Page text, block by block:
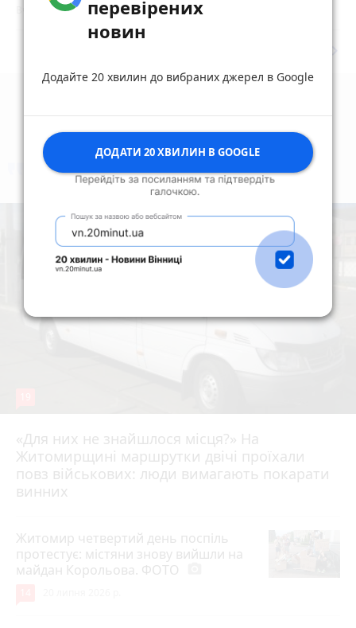
Вчора о 22:00
Найчастішекоментують
«Для них не знайшлося місця?» На
Житомирщині маршрутки двічі проїхали
повз військових: люди вимагають покарати
винних
17 липня 2026 р.
Житомир четвертий день поспіль
протестує: містяни знову вийшли на
майдан Корольова. ФОТО
перевірених
новин
Додайте 20 хвилин до вибраних джерел в Google
ДОДАТИ 20 ХВИЛИН В GOOGLE